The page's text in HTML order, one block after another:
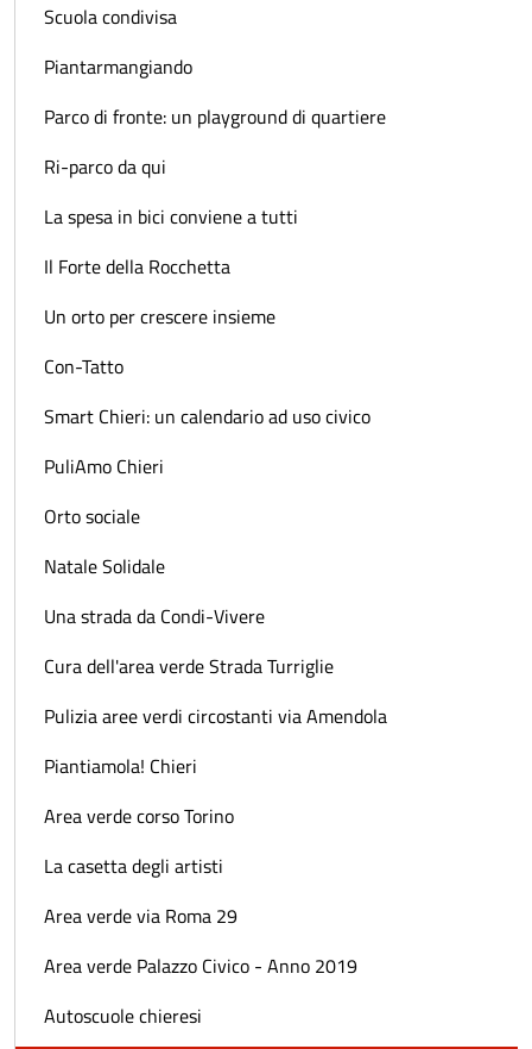
Scuola condivisa
Piantarmangiando
Parco di fronte: un playground di quartiere
Ri-parco da qui
La spesa in bici conviene a tutti
Il Forte della Rocchetta
Un orto per crescere insieme
Con-Tatto
Smart Chieri: un calendario ad uso civico
PuliAmo Chieri
Orto sociale
Natale Solidale
Una strada da Condi-Vivere
Cura dell'area verde Strada Turriglie
Pulizia aree verdi circostanti via Amendola
Piantiamola! Chieri
Area verde corso Torino
La casetta degli artisti
Area verde via Roma 29
Area verde Palazzo Civico - Anno 2019
Autoscuole chieresi